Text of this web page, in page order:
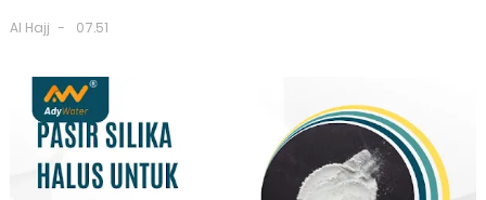
Al Hajj 07.51